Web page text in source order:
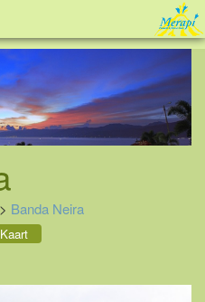
Tel: 088 - 81 11 999
> Banda Neira
Kaart